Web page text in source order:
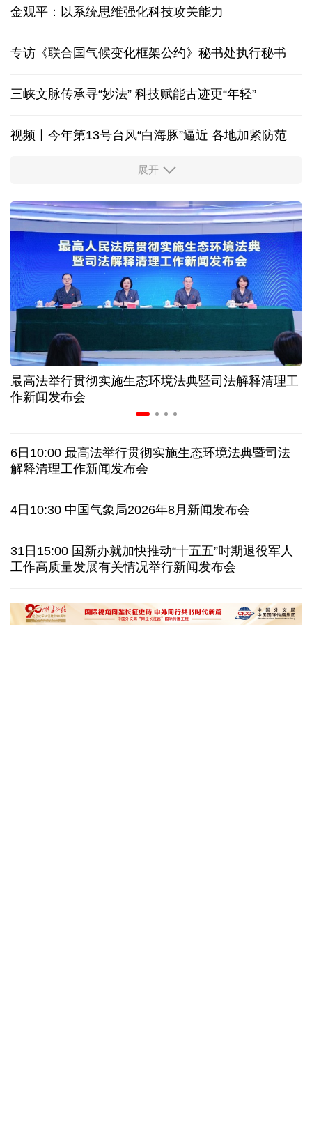
金观平：以系统思维强化科技攻关能力
专访《联合国气候变化框架公约》秘书处执行秘书
三峡文脉传承寻“妙法” 科技赋能古迹更“年轻”
视频丨今年第13号台风“白海豚”逼近 各地加紧防范
柔性制造，高效匹配差异化需求
高温下用电负荷创新高 解码今夏的清凉底气
活力中国调研行丨弯道超车 如何“皖”美提速
7月份中国仓储指数保持扩张 行业运行韧性较强
小球赛撬动大消费 体育赛事激活城市发展新动能
“电影+文旅”深度融合 光影经济撬动暑期消费新蓝海
俄黑客称获取北约直接参与袭击俄领土证据
全球媒体聚焦︱外媒：美国劳动力市场正在走弱
美国筑起AI墙：激化国内对立 却堵不住中国AI热
我国学者发现银河系外围气体盘呈现波纹状褶皱结构
展开
最高法举行贯彻实施生态环境法典暨司法解释清理工
作新闻发布会
6日10:00 最高法举行贯彻实施生态环境法典暨司法
解释清理工作新闻发布会
4日10:30 中国气象局2026年8月新闻发布会
31日15:00 国新办就加快推动“十五五”时期退役军人
工作高质量发展有关情况举行新闻发布会